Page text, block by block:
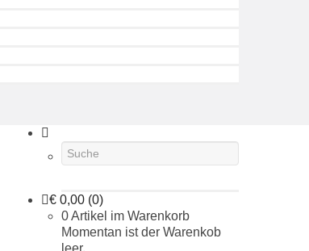
€ 0,00 (0)
0 Artikel im Warenkorb
Momentan ist der Warenkob
leer.